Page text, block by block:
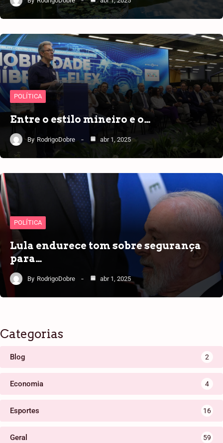
POLÍTICA
Entre o estilo mineiro e o…
By RodrigoDobre abr 1, 2025
POLÍTICA
Lula endurece tom sobre segurança
para…
By RodrigoDobre abr 1, 2025
Categorias
Blog 2
Economia 4
Esportes 16
Geral 59